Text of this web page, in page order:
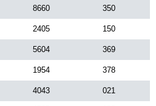
8660 350
2405 150
5604 369
1954 378
4043 021